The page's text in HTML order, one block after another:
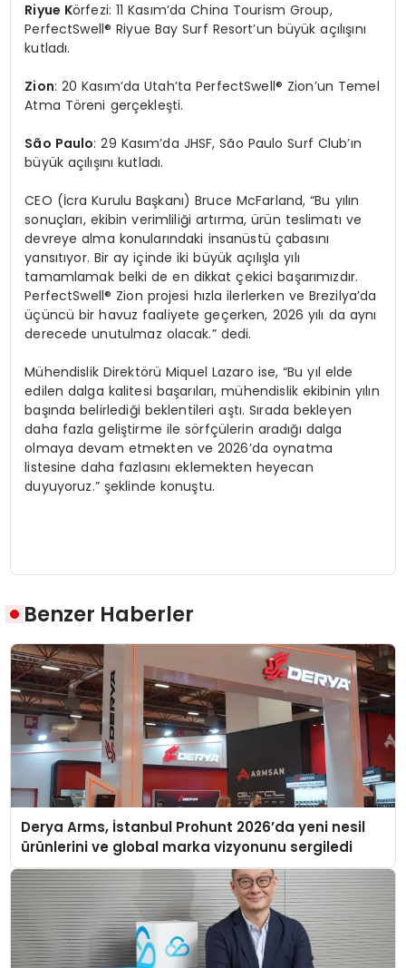
Riyue Körfezi: 11 Kasım’da China Tourism Group,
PerfectSwell® Riyue Bay Surf Resort’un büyük açılışını
kutladı.
Zion: 20 Kasım’da Utah’ta PerfectSwell® Zion’un Temel
Atma Töreni gerçekleşti.
São Paulo: 29 Kasım’da JHSF, São Paulo Surf Club’ın
büyük açılışını kutladı.
CEO (İcra Kurulu Başkanı) Bruce McFarland, “Bu yılın
sonuçları, ekibin verimliliği artırma, ürün teslimatı ve
devreye alma konularındaki insanüstü çabasını
yansıtıyor. Bir ay içinde iki büyük açılışla yılı
tamamlamak belki de en dikkat çekici başarımızdır.
PerfectSwell® Zion projesi hızla ilerlerken ve Brezilya’da
üçüncü bir havuz faaliyete geçerken, 2026 yılı da aynı
derecede unutulmaz olacak.” dedi.
Mühendislik Direktörü Miquel Lazaro ise, “Bu yıl elde
edilen dalga kalitesi başarıları, mühendislik ekibinin yılın
başında belirlediği beklentileri aştı. Sırada bekleyen
daha fazla geliştirme ile sörfçülerin aradığı dalga
olmaya devam etmekten ve 2026’da oynatma
listesine daha fazlasını eklemekten heyecan
duyuyoruz.” şeklinde konuştu.
Benzer Haberler
Derya Arms, İstanbul Prohunt 2026’da yeni nesil
ürünlerini ve global marka vizyonunu sergiledi